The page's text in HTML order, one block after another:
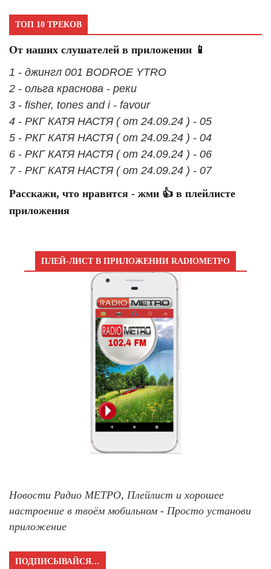
ТОП 10 ТРЕКОВ
От наших слушателей в приложении 📱
1 - джингл 001 BODROE YTRO
2 - ольга краснова - реки
3 - fisher, tones and i - favour
4 - РКГ КАТЯ НАСТЯ ( от 24.09.24 ) - 05
5 - РКГ КАТЯ НАСТЯ ( от 24.09.24 ) - 04
6 - РКГ КАТЯ НАСТЯ ( от 24.09.24 ) - 06
7 - РКГ КАТЯ НАСТЯ ( от 24.09.24 ) - 07
Расскажи, что нравится - жми 👍 в плейлисте
приложения
ПЛЕЙ-ЛИСТ В ПРИЛОЖЕНИИ RADIOМЕТРО
Новости Радио МЕТРО, Плейлист и хорошее
настроение в твоём мобильном - Просто установи
приложение
ПОДПИСЫВАЙСЯ…